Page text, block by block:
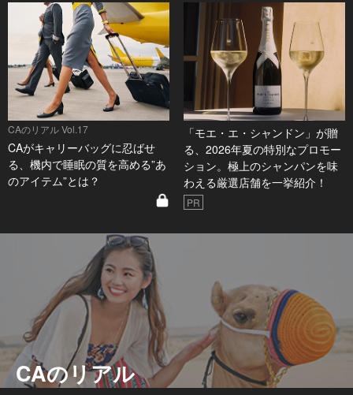
CAのリアル Vol.17
CAがキャリーバッグに忍ばせ
る、機内で睡眠の質を高める”あ
のアイテム”とは？
「モエ・エ・シャンドン」が贈
る、2026年夏の特別なプロモー
ション。極上のシャンパンを味
わえる厳選店舗を一挙紹介！
PR
CAのリアル